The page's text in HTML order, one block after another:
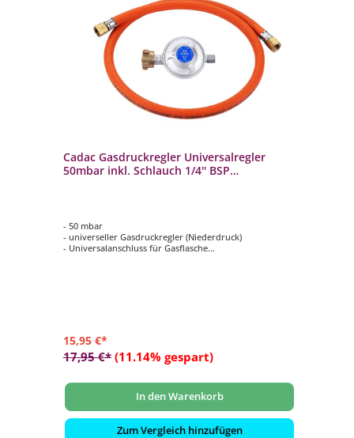
Cadac Gasdruckregler Universalregler
50mbar inkl. Schlauch 1/4'' BSP
- 50 mbar
- universeller Gasdruckregler (Niederdruck)
- Universalanschluss für Gasflasche
15,95 €*
17,95 €* (11.14% gespart)
In den Warenkorb
Zum Vergleich hinzufügen